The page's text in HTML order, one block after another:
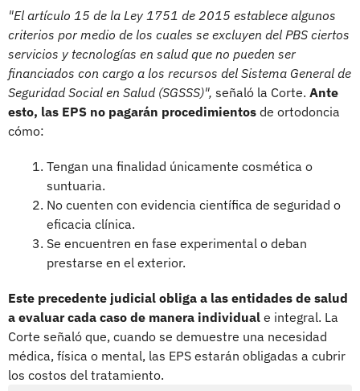
"El artículo 15 de la Ley 1751 de 2015 establece algunos
criterios por medio de los cuales se excluyen del PBS ciertos
servicios y tecnologías en salud que no pueden ser
financiados con cargo a los recursos del Sistema General de
Seguridad Social en Salud (SGSSS)", señaló la Corte. Ante
esto, las EPS no pagarán procedimientos de ortodoncia
cómo:
Tengan una finalidad únicamente cosmética o
suntuaria.
No cuenten con evidencia científica de seguridad o
eficacia clínica.
Se encuentren en fase experimental o deban
prestarse en el exterior.
Este precedente judicial obliga a las entidades de salud
a evaluar cada caso de manera individual e integral. La
Corte señaló que, cuando se demuestre una necesidad
médica, física o mental, las EPS estarán obligadas a cubrir
los costos del tratamiento.